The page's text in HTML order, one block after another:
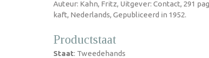
Auteur: Kahn, Fritz, Uitgever: Contact, 291
kaft, Nederlands, Gepubliceerd in 1952.
Productstaat
Staat: Tweedehands